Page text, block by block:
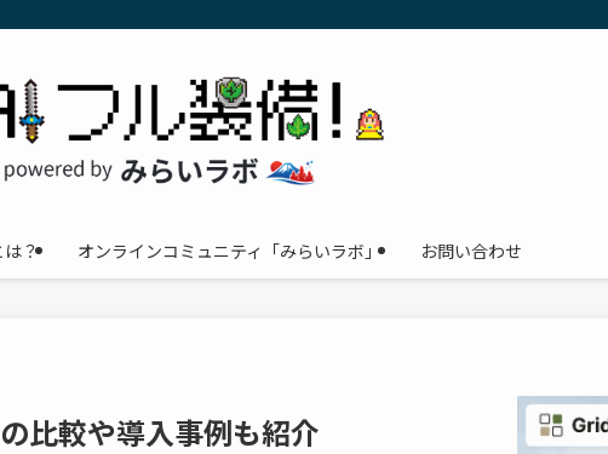
は？ オンラインコミュニティ「みらいラボ」 お問い合わせ
比較や導入事例も紹介